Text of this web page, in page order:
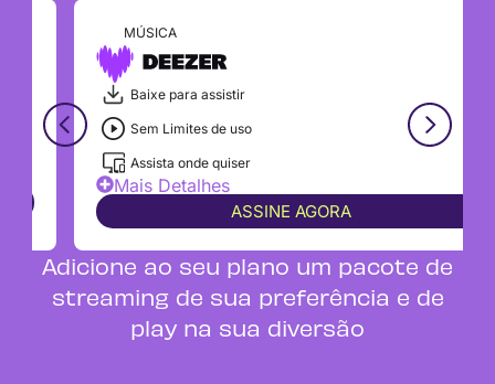
MÚSICA
Baixe para assistir
Sem Limites de uso
Assista onde quiser
Mais Detalhes
ASSINE AGORA
Adicione ao seu plano um pacote de
streaming de sua preferência e de
play na sua diversão